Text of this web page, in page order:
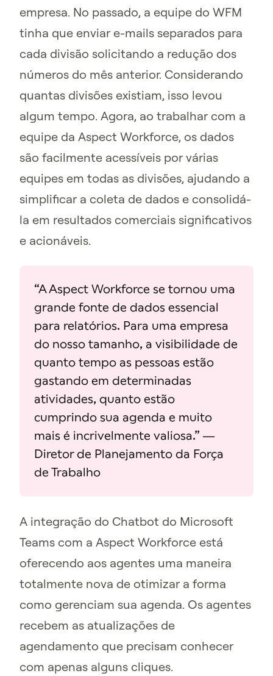
empresa. No passado, a equipe do WFM
tinha que enviar e-mails separados para
cada divisão solicitando a redução dos
números do mês anterior. Considerando
quantas divisões existiam, isso levou
algum tempo. Agora, ao trabalhar com a
equipe da Aspect Workforce, os dados
são facilmente acessíveis por várias
equipes em todas as divisões, ajudando a
simplificar a coleta de dados e consolidá-
la em resultados comerciais significativos
e acionáveis.
“A Aspect Workforce se tornou uma
grande fonte de dados essencial
para relatórios. Para uma empresa
do nosso tamanho, a visibilidade de
quanto tempo as pessoas estão
gastando em determinadas
atividades, quanto estão
cumprindo sua agenda e muito
mais é incrivelmente valiosa.” —
Diretor de Planejamento da Força
de Trabalho
A integração do Chatbot do Microsoft
Teams com a Aspect Workforce está
oferecendo aos agentes uma maneira
totalmente nova de otimizar a forma
como gerenciam sua agenda. Os agentes
recebem as atualizações de
agendamento que precisam conhecer
com apenas alguns cliques.